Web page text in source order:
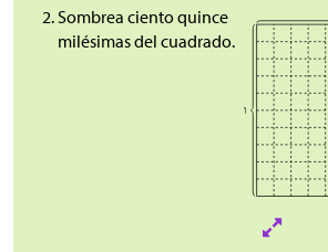
Sombrea ciento quince
milésimas del cuadrado.